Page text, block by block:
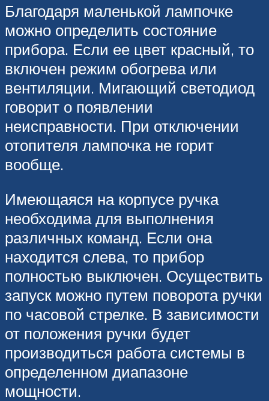
Благодаря маленькой лампочке
можно определить состояние
прибора. Если ее цвет красный, то
включен режим обогрева или
вентиляции. Мигающий светодиод
говорит о появлении
неисправности. При отключении
отопителя лампочка не горит
вообще.
Имеющаяся на корпусе ручка
необходима для выполнения
различных команд. Если она
находится слева, то прибор
полностью выключен. Осуществить
запуск можно путем поворота ручки
по часовой стрелке. В зависимости
от положения ручки будет
производиться работа системы в
определенном диапазоне
мощности.